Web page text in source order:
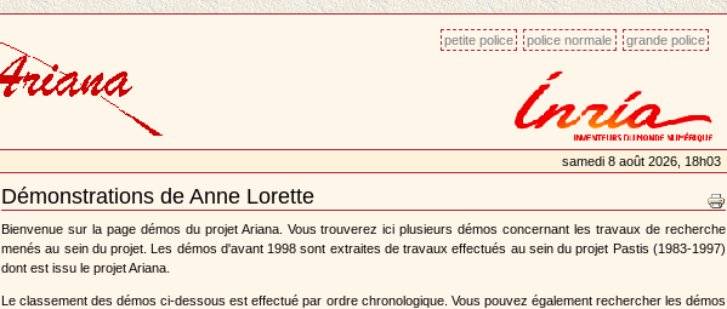
petite police police normale grande police
samedi 8 août 2026, 18h03
Démonstrations de Anne Lorette
Document
Actions
Bienvenue sur la page démos du projet Ariana. Vous trouverez ici plusieurs démos concernant les travaux de recherche
menés au sein du projet. Les démos d'avant 1998 sont extraites de travaux effectués au sein du projet Pastis (1983-1997)
dont est issu le projet Ariana.
Le classement des démos ci-dessous est effectué par ordre chronologique. Vous pouvez également rechercher les démos